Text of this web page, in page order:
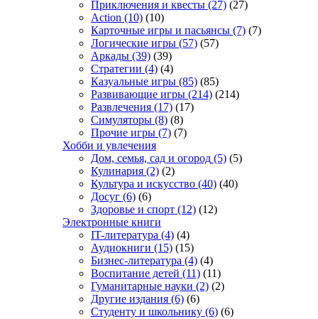
Приключения и квесты (27) (27)
Action (10) (10)
Карточные игры и пасьянсы (7) (7)
Логические игры (57) (57)
Аркады (39) (39)
Стратегии (4) (4)
Казуальные игры (85) (85)
Развивающие игры (214) (214)
Развлечения (17) (17)
Симуляторы (8) (8)
Прочие игры (7) (7)
Хобби и увлечения
Дом, семья, сад и огород (5) (5)
Кулинария (2) (2)
Культура и искусство (40) (40)
Досуг (6) (6)
Здоровье и спорт (12) (12)
Электронные книги
IT-литература (4) (4)
Аудиокниги (15) (15)
Бизнес-литература (4) (4)
Воспитание детей (11) (11)
Гуманитарные науки (2) (2)
Другие издания (6) (6)
Студенту и школьнику (6) (6)